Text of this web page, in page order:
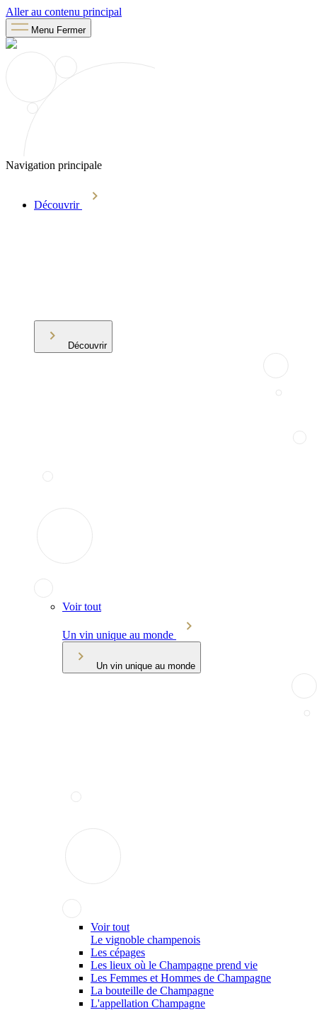
Aller au contenu principal
Menu Fermer
Navigation principale
Découvrir
Découvrir
Voir tout
Un vin unique au monde
Un vin unique au monde
Voir tout
Le vignoble champenois
Les cépages
Les lieux où le Champagne prend vie
Les Femmes et Hommes de Champagne
La bouteille de Champagne
L'appellation Champagne